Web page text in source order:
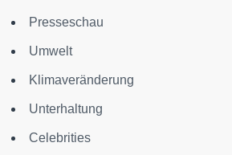
Presseschau
Umwelt
Klimaveränderung
Unterhaltung
Celebrities